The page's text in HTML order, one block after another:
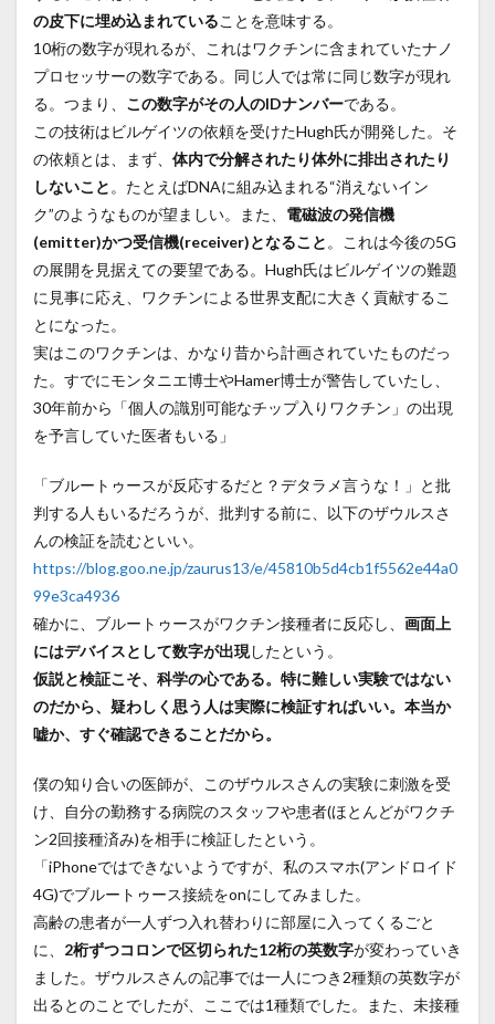
の皮下に埋め込まれていることを意味する。
10桁の数字が現れるが、これはワクチンに含まれていたナノ
プロセッサーの数字である。同じ人では常に同じ数字が現れ
る。つまり、 この数字がその人のIDナンバーである。
この技術はビルゲイツの依頼を受けたHugh氏が開発した。そ
の依頼とは、まず、 体内で分解されたり体外に排出されたり
しないこと 。たとえばDNAに組み込まれる“消えないイン
ク”のようなものが望ましい。また、 電磁波の発信機
(emitter)かつ受信機(receiver)となること 。これは今後の5G
の展開を見据えての要望である。Hugh氏はビルゲイツの難題
に見事に応え、ワクチンによる世界支配に大きく貢献するこ
とになった。
実はこのワクチンは、かなり昔から計画されていたものだっ
た。すでにモンタニエ博士やHamer博士が警告していたし、
30年前から「個人の識別可能なチップ入りワクチン」の出現
を予言していた医者もいる」
「ブルートゥースが反応するだと？デタラメ言うな！」と批
判する人もいるだろうが、批判する前に、以下のザウルスさ
んの検証を読むといい。
https://blog.goo.ne.jp/zaurus13/e/45810b5d4cb1f5562e44a0
99e3ca4936
確かに、ブルートゥースがワクチン接種者に反応し、 画面上
にはデバイスとして数字が出現したという。
仮説と検証こそ、科学の心である。特に難しい実験ではない
のだから、疑わしく思う人は実際に検証すればいい。本当か
嘘か、すぐ確認できることだから。
僕の知り合いの医師が、このザウルスさんの実験に刺激を受
け、自分の勤務する病院のスタッフや患者(ほとんどがワクチ
ン2回接種済み)を相手に検証したという。
「iPhoneではできないようですが、私のスマホ(アンドロイド
4G)でブルートゥース接続をonにしてみました。
高齢の患者が一人ずつ入れ替わりに部屋に入ってくるごと
に、 2桁ずつコロンで区切られた12桁の英数字が変わっていき
ました。ザウルスさんの記事では一人につき2種類の英数字が
出るとのことでしたが、ここでは1種類でした。また、未接種